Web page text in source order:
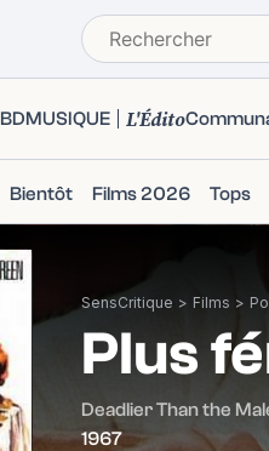
BDMUSIQUE L'Édito
Bientôt Films 2026 Tops
SensCritique > Films >
Plus
Deadlier Than the
1967